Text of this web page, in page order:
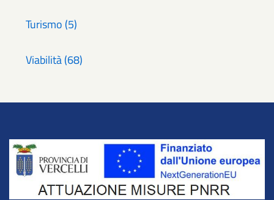
Turismo (5)
Viabilità (68)
Title